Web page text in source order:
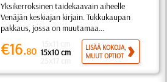
Yksikerroksinen taidekaavain aiheelle
Venäjän keskiajan kirjain. Tukkukaupan
pakkaus, jossa on muutamaa...
€16.80 15x10 cm
LISÄÄ KOKOJA,
MUUT OPTIOT